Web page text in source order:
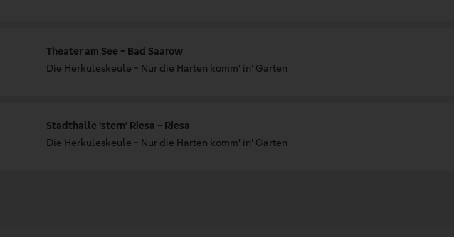
Theater am See - Bad Saarow
Die Herkuleskeule - Nur die Harten komm' in' Garten
Stadthalle 'stern' Riesa - Riesa
Die Herkuleskeule - Nur die Harten komm' in' Garten